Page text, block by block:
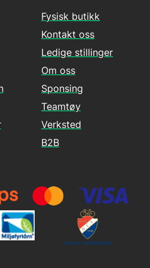
Fysisk butikk
Kontakt oss
Ledige stillinger
Om oss
Sponsing
Teamtøy
Verksted
B2B